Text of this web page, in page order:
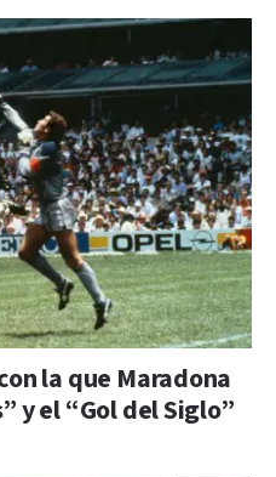
la que Maradona
y el “Gol del Siglo”